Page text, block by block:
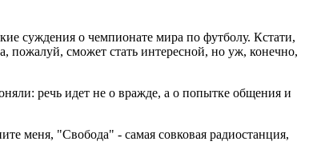
суждения о чемпионате мира по футболу. Кстати,
пожалуй, сможет стать интересной, но уж, конечно,
речь идет не о вражде, а о попытке общения и
меня, "Свобода" - самая совковая радиостанция,